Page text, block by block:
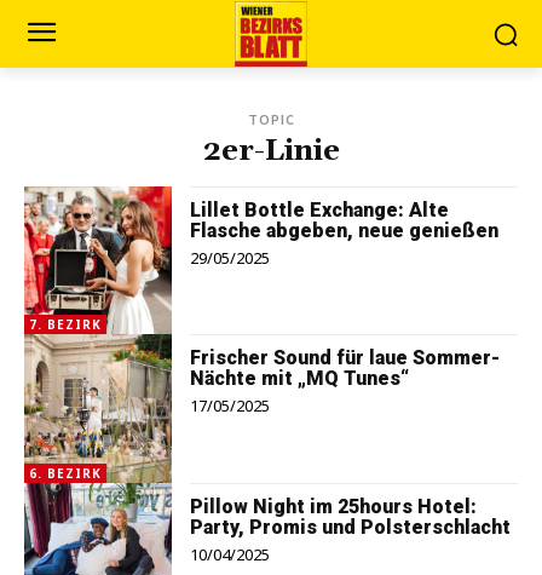
TOPIC
2er-Linie
7. BEZIRK
Lillet Bottle Exchange: Alte
Flasche abgeben, neue genießen
29/05/2025
6. BEZIRK
Frischer Sound für laue Sommer-
Nächte mit „MQ Tunes“
17/05/2025
Pillow Night im 25hours Hotel:
Party, Promis und Polsterschlacht
10/04/2025